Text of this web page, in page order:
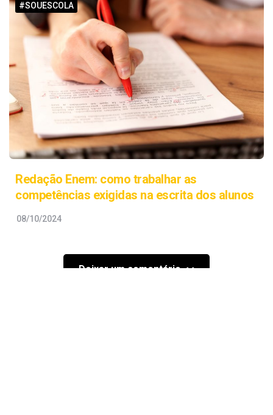
#SOUESCOLA
Redação Enem: como trabalhar as
competências exigidas na escrita dos alunos
08/10/2024
Deixar um comentário